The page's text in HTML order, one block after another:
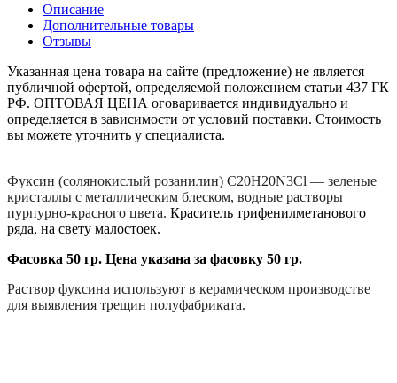
Описание
Дополнительные товары
Отзывы
Указанная цена товара на сайте (предложение) не является
публичной офертой, определяемой положением статьи 437 ГК
РФ. ОПТОВАЯ ЦЕНА оговаривается индивидуально и
определяется в зависимости от условий поставки. Стоимость
вы можете уточнить у специалиста.
Фуксин (солянокислый розанилин) C20H20N3Cl — зеленые
кристаллы с металлическим блеском, водные растворы
пурпурно-красного цвета. Краситель трифенилметанового
ряда, на свету малостоек.
Фасовка 50 гр. Цена указана за фасовку 50 гр.
Раствор фуксина используют в керамическом производстве
для выявления трещин полуфабриката.